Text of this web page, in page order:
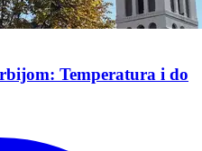
Temperatura i do